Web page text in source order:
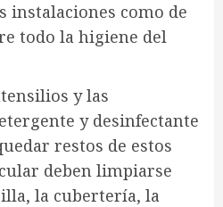
instalaciones como de
todo la higiene del
y las
y desinfectante
restos de estos
deben limpiarse
la cubertería, la